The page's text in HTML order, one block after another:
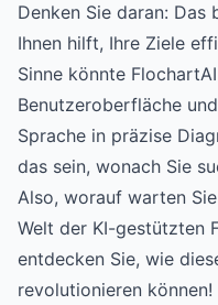
Denken Sie daran: Das
Ihnen hilft, Ihre Ziele
Sinne könnte
Benutzeroberfläche
Sprache in präzise
das sein, wonach Sie
Also, worauf warten
Welt der KI-gestützten
entdecken Sie, wie
revolutionieren können!